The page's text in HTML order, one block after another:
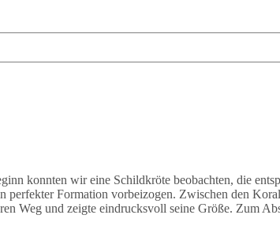
konnten wir eine Schildkröte beobachten, die
Formation vorbeizogen. Zwischen den
Weg und zeigte eindrucksvoll seine Größe. Zum